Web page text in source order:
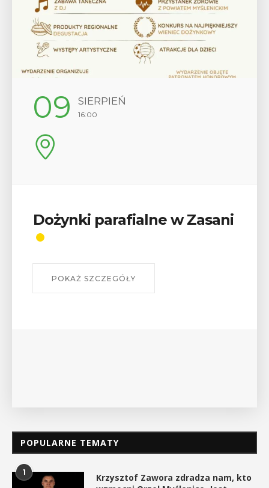
12 SIERPIEŃ
17:00
Wykład „Jak zdobyć
odznaki na myślenickich
W środę 12 sierpnia o godz. 17 w Miejskiej
POPULARNE TEMATY
1
Krzysztof Zawora zdradza nam, kto